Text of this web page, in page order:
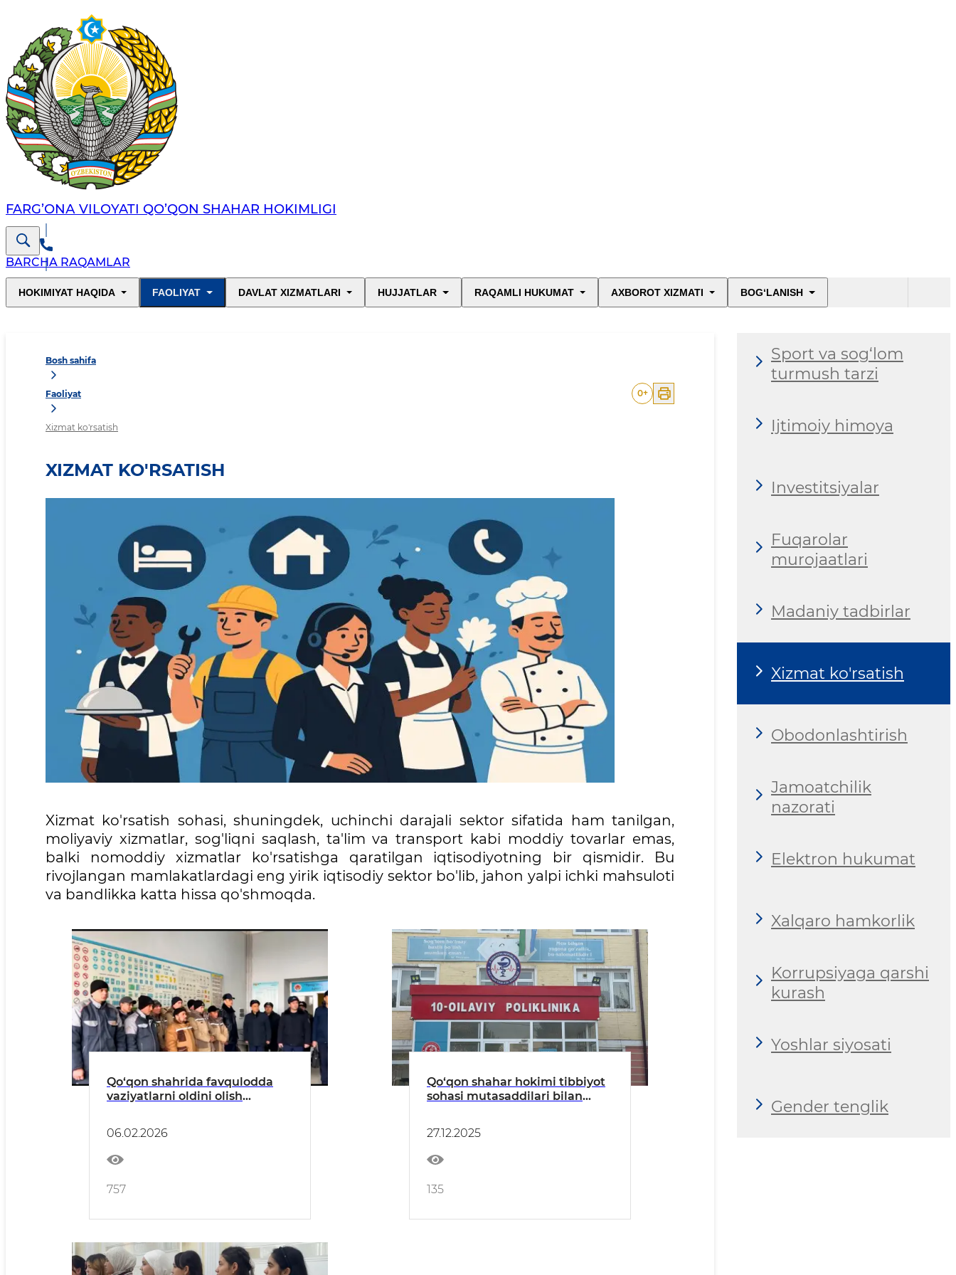
FARG’ОNА VILОYATI QO’QON SHAHAR HОKIMLIGI
BARCHA RAQAMLAR
HOKIMIYAT HAQIDA FAOLIYAT DAVLAT XIZMATLARI HUJJATLAR RAQAMLI HUKUMAT AXBOROT XIZMATI BOG‘LANISH
Bosh sahifa
Faoliyat
Xizmat ko'rsatish
0+
XIZMAT KO'RSATISH
Xizmat ko'rsatish sohasi, shuningdek, uchinchi darajali sektor sifatida ham tanilgan,
moliyaviy xizmatlar, sog'liqni saqlash, ta'lim va transport kabi moddiy tovarlar emas,
balki nomoddiy xizmatlar ko'rsatishga qaratilgan iqtisodiyotning bir qismidir. Bu
rivojlangan mamlakatlardagi eng yirik iqtisodiy sektor bo'lib, jahon yalpi ichki mahsuloti
va bandlikka katta hissa qo'shmoqda.
Qo‘qon shahrida favqulodda
vaziyatlarni oldini olish
06.02.2026
757
Qo‘qon shahar hokimi tibbiyot
sohasi mutasaddilari bilan
27.12.2025
135
Sport va sog‘lom
turmush tarzi
Ijtimoiy himoya
Investitsiyalar
Fuqarolar
murojaatlari
Madaniy tadbirlar
Xizmat ko'rsatish
Obodonlashtirish
Jamoatchilik
nazorati
Elektron hukumat
Xalqaro hamkorlik
Korrupsiyaga qarshi
kurash
Yoshlar siyosati
Gender tenglik